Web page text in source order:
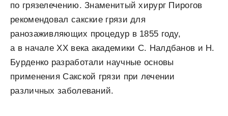
по грязелечению. Знаменитый хирург Пирогов
рекомендовал сакские грязи для
ранозаживляющих процедур в 1855 году,
а в начале XX века академики С. Налдбанов и Н.
Бурденко разработали научные основы
применения Сакской грязи при лечении
различных заболеваний.